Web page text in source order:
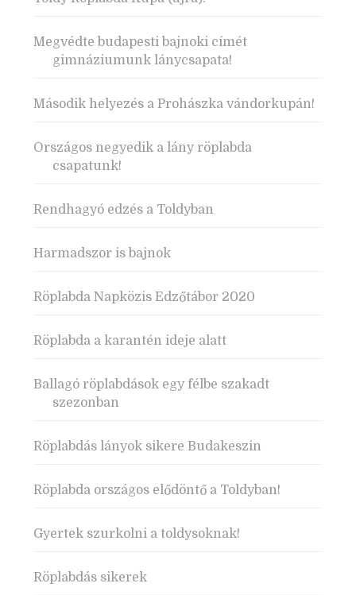
Megvédte budapesti bajnoki címét
gimnáziumunk lánycsapata!
Második helyezés a Prohászka vándorkupán!
Országos negyedik a lány röplabda
csapatunk!
Rendhagyó edzés a Toldyban
Harmadszor is bajnok
Röplabda Napközis Edzőtábor 2020
Röplabda a karantén ideje alatt
Ballagó röplabdások egy félbe szakadt
szezonban
Röplabdás lányok sikere Budakeszin
Röplabda országos elődöntő a Toldyban!
Gyertek szurkolni a toldysoknak!
Röplabdás sikerek